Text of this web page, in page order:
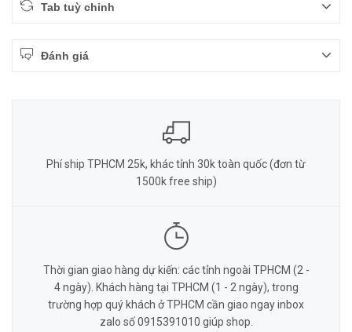
Tab tuỳ chỉnh
Đánh giá
Phí ship TPHCM 25k, khác tỉnh 30k toàn quốc (đơn từ
1500k free ship)
Thời gian giao hàng dự kiến: các tỉnh ngoài TPHCM (2 -
4 ngày). Khách hàng tại TPHCM (1 - 2 ngày), trong
trường hợp quý khách ở TPHCM cần giao ngay inbox
zalo số 0915391010 giúp shop.